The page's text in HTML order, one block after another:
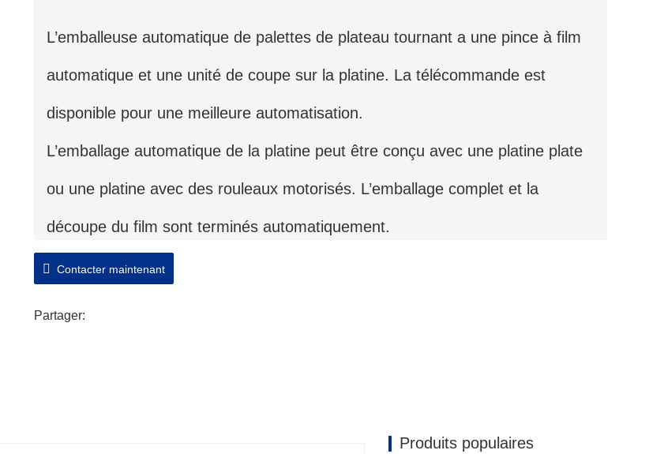
L’emballeuse automatique de palettes de plateau tournant a une pince à film
automatique et une unité de coupe sur la platine. La télécommande est
disponible pour une meilleure automatisation.
L’emballage automatique de la platine peut être conçu avec une platine plate
ou une platine avec des rouleaux motorisés. L’emballage complet et la
découpe du film sont terminés automatiquement.
Contacter maintenant
Partager:
Produits populaires